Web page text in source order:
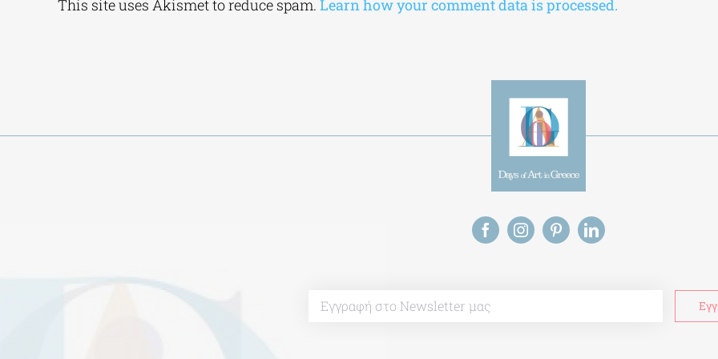
This site uses Akismet to reduce spam. Learn how your comment data is processed.